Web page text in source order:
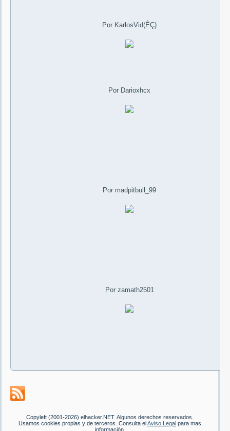
Por KarlosVid(ÊÇ)
Por Darioxhcx
Por madpitbull_99
Por zamath2501
Copyleft (2001-2026) elhacker.NET. Algunos derechos reservados.
Usamos cookies propias y de terceros. Consulta el Aviso Legal para mas
información.